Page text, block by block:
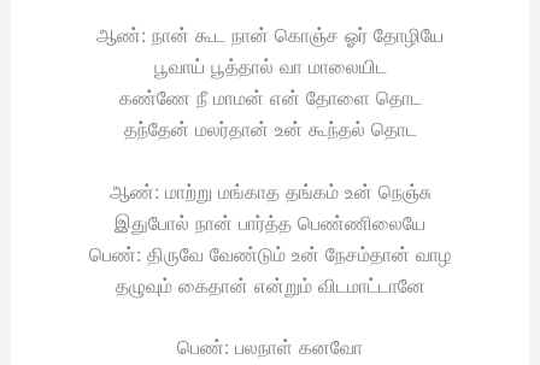
ஆண்: நான் கூட நான் கொஞ்ச ஓர் தோழியே
பூவாய் பூத்தால் வா மாலையிட
கண்ணே நீ மாமன் என் தோளை தொட
தந்தேன் மலர்தான் உன் கூந்தல் தொட
ஆண்: மாற்று மங்காத தங்கம் உன் நெஞ்சு
இதுபோல் நான் பார்த்த பெண்ணிலையே
பெண்: திருவே வேண்டும் உன் நேசம்தான் வாழ
தழுவும் கைதான் என்றும் விடமாட்டானே
பெண்: பலநாள் கனவோ